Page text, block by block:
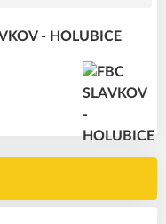
- HOLUBICE